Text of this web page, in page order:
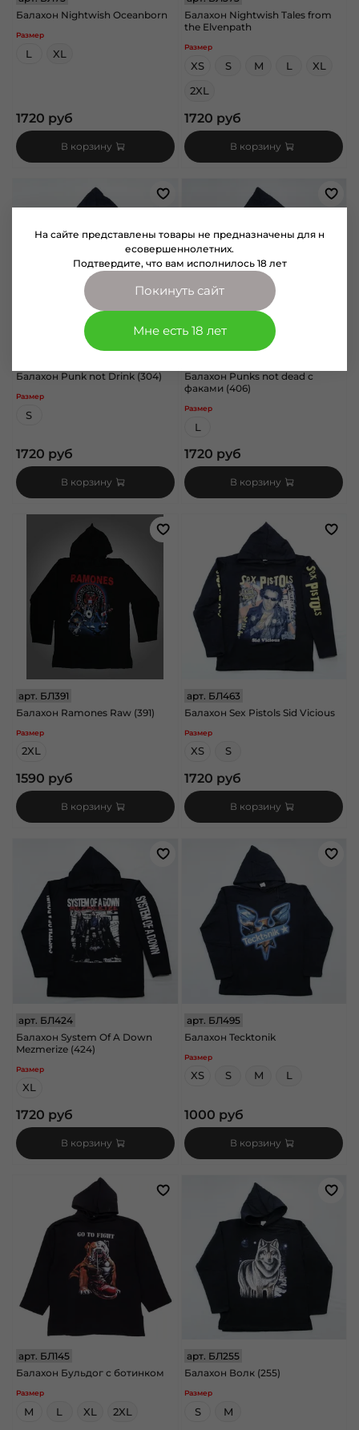
Балахон Nightwish Oceanborn
Размер
L XL
1720 руб
В корзину
Балахон Nightwish Tales from
the Elvenpath
Размер
XS S M L
XL
2XL
1720 руб
В корзину
Балахон Punk not Drink (304)
Размер
S
1720 руб
В корзину
Балахон Punks not dead с
факами (406)
Размер
L
1720 руб
В корзину
арт. БЛ391
Балахон Ramones Raw (391)
Размер
2XL
1590 руб
В корзину
арт. БЛ463
Балахон Sex Pistols Sid Vicious
Размер
XS S
1720 руб
В корзину
арт. БЛ424
Балахон System Of A Down
Mezmerize (424)
Размер
XL
1720 руб
В корзину
арт. БЛ495
Балахон Tecktonik
Размер
XS S M L
1000 руб
В корзину
арт. БЛ145
Балахон Бульдог с ботинком
Размер
M L XL 2XL
арт. БЛ255
Балахон Волк (255)
Размер
S M
На сайте представлены товары не предназначены для н
есовершеннолетних.
Подтвердите, что вам исполнилось 18 лет
Покинуть сайт
Мне есть 18 лет